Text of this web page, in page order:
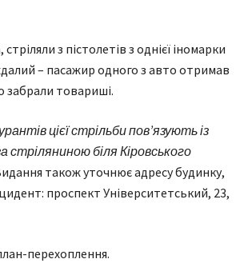
з пістолетів з однієї іномарки
– пасажир одного з авто отримав
забрали товариші.
цієї стрільби пов’язують із
біля Кіровського
також уточнює адресу будинку,
проспект Університетський, 23,
перехоплення.